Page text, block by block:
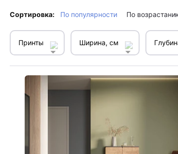
Сортировка: По популярности По
Принты Ширина, см